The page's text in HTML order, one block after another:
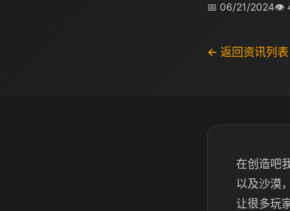
📅 06/21/2024👁
← 返回资讯列表
在创造吧
以及沙漠
让很多玩